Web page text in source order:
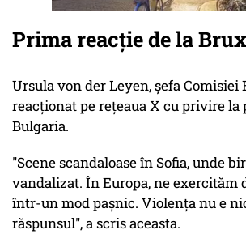
Prima reacţie de la
Ursula von der Leyen, şefa Comisiei
reacţionat pe reţeaua X cu privire la
Bulgaria.
"Scene scandaloase în Sofia, unde
vandalizat. În Europa, ne exercităm
într-un mod paşnic. Violenţa nu e
răspunsul", a scris aceasta.